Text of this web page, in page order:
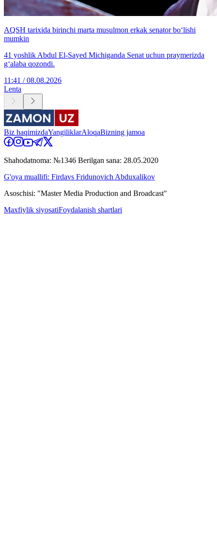
AQSH tarixida birinchi marta musulmon erkak senator bo‘lishi
mumkin
41 yoshlik Abdul El-Sayed Michiganda Senat uchun praymerizda
g‘alaba qozondi.
11:41 / 08.08.2026
Lenta
Biz haqimizdaYangiliklarAloqaBizning jamoa
Shahodatnoma: №1346 Berilgan sana: 28.05.2020
G'oya muallifi: Firdavs Fridunovich Abduxalikov
Asoschisi: "Master Media Production and Broadcast"
Maxfiylik siyosatiFoydalanish shartlari